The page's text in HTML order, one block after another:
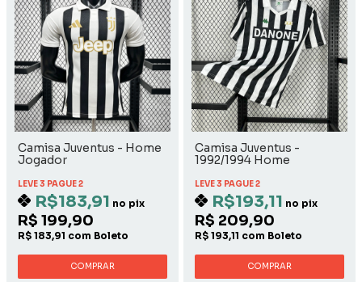
Camisa Juventus - Home
Jogador
LEVE 3 PAGUE 2
R$183,91 no pix
R$ 199,90
R$ 183,91 com Boleto
COMPRAR
Camisa Juventus -
1992/1994 Home
LEVE 3 PAGUE 2
R$193,11 no pix
R$ 209,90
R$ 193,11 com Boleto
COMPRAR